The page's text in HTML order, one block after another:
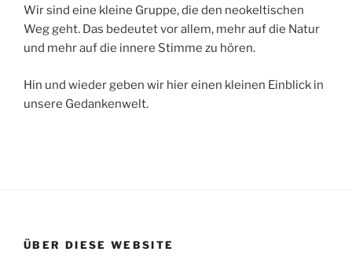
Wir sind eine kleine Gruppe, die den neokeltischen
Weg geht. Das bedeutet vor allem, mehr auf die Natur
und mehr auf die innere Stimme zu hören.
Hin und wieder geben wir hier einen kleinen Einblick in
unsere Gedankenwelt.
ÜBER DIESE WEBSITE